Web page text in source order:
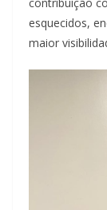
esquecidos,
maior